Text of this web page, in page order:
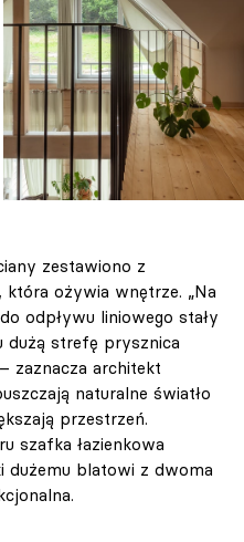
zestawiono z
która ożywia wnętrze. „Na
odpływu liniowego stały
dużą strefę prysznica
zaznacza architekt
naturalne światło
przestrzeń.
szafka łazienkowa
dużemu blatowi z dwoma